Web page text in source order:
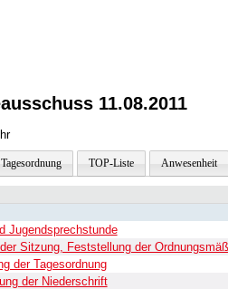
11.08.2011
Tagesordnung TOP-Liste Anwesenheit
Jugendsprechstunde
Sitzung, Feststellung der
der Tagesordnung
der Niederschrift